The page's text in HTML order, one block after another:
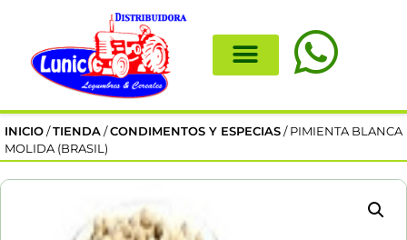
INICIO /TIENDA /CONDIMENTOS Y ESPECIAS / PIMIENTA BLANCA
MOLIDA (BRASIL)